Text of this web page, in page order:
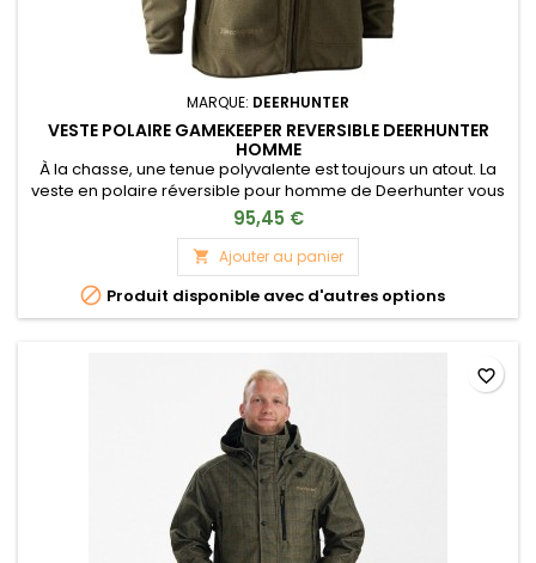
MARQUE: DEERHUNTER
VESTE POLAIRE GAMEKEEPER REVERSIBLE DEERHUNTER
HOMME
À la chasse, une tenue polyvalente est toujours un atout. La
veste en polaire réversible pour homme de Deerhunter vous
offre également sécurité et confort en vous protégeant du
vent et des intempéries. À porter toute l'année en sous-
couche ou couche intermédiaire. Matière en polaire chaude
et élastique Coupe-vent et déperlante grâce à sa
membrane laminée...
95,45 €
 Ajouter au panier
 Produit disponible avec d'autres options
favorite_border